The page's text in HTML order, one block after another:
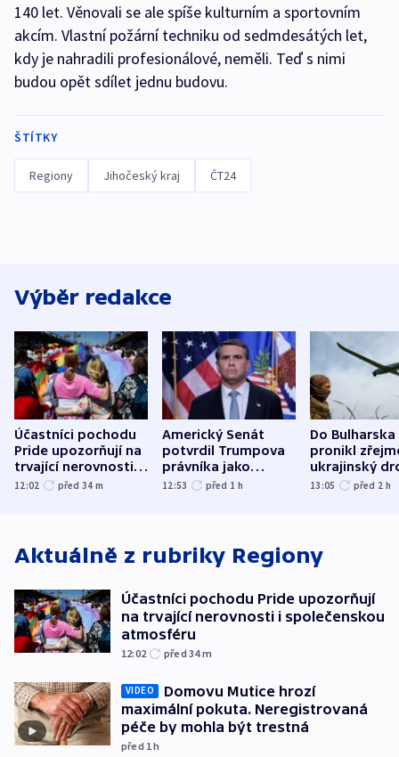
140 let. Věnovali se ale spíše kulturním a sportovním
akcím. Vlastní požární techniku od sedmdesátých let,
kdy je nahradili profesionálové, neměli. Teď s nimi
budou opět sdílet jednu budovu.
ŠTÍTKY
Regiony Jihočeský kraj ČT24
Výběr redakce
Účastníci pochodu
Pride upozorňují na
trvající nerovnosti i
společenskou
12:02 před 34 m
Americký Senát
potvrdil Trumpova
právníka jako
ministra
12:53 před 1 h
Do Bulharska
pronikl
ukrajinský
explodoval
13:05 před 2 h
Aktuálně z rubriky Regiony
Účastníci pochodu Pride upozorňují
na trvající nerovnosti i společenskou
atmosféru
12:02 před 34m
VIDEO
Domovu Mutice hrozí
maximální pokuta. Neregistrovaná
péče by mohla být trestná
před 1h